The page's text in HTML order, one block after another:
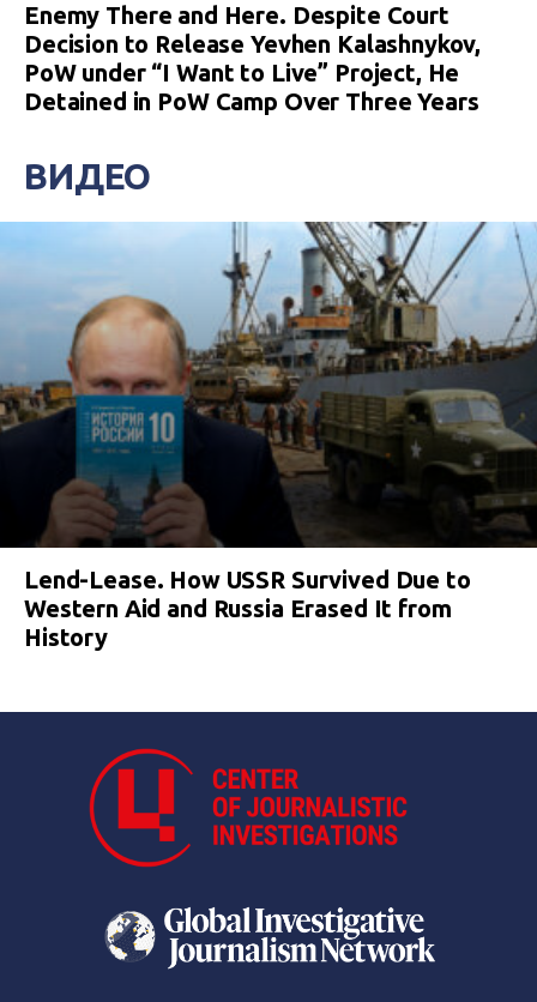
Enemy There and Here. Despite Court
Decision to Release Yevhen Kalashnykov,
PoW under “I Want to Live” Project, He
Detained in PoW Camp Over Three Years
ВИДЕО
Lend-Lease. How USSR Survived Due to
Western Aid and Russia Erased It from
History